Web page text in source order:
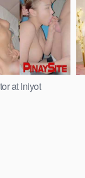
at Iniyot